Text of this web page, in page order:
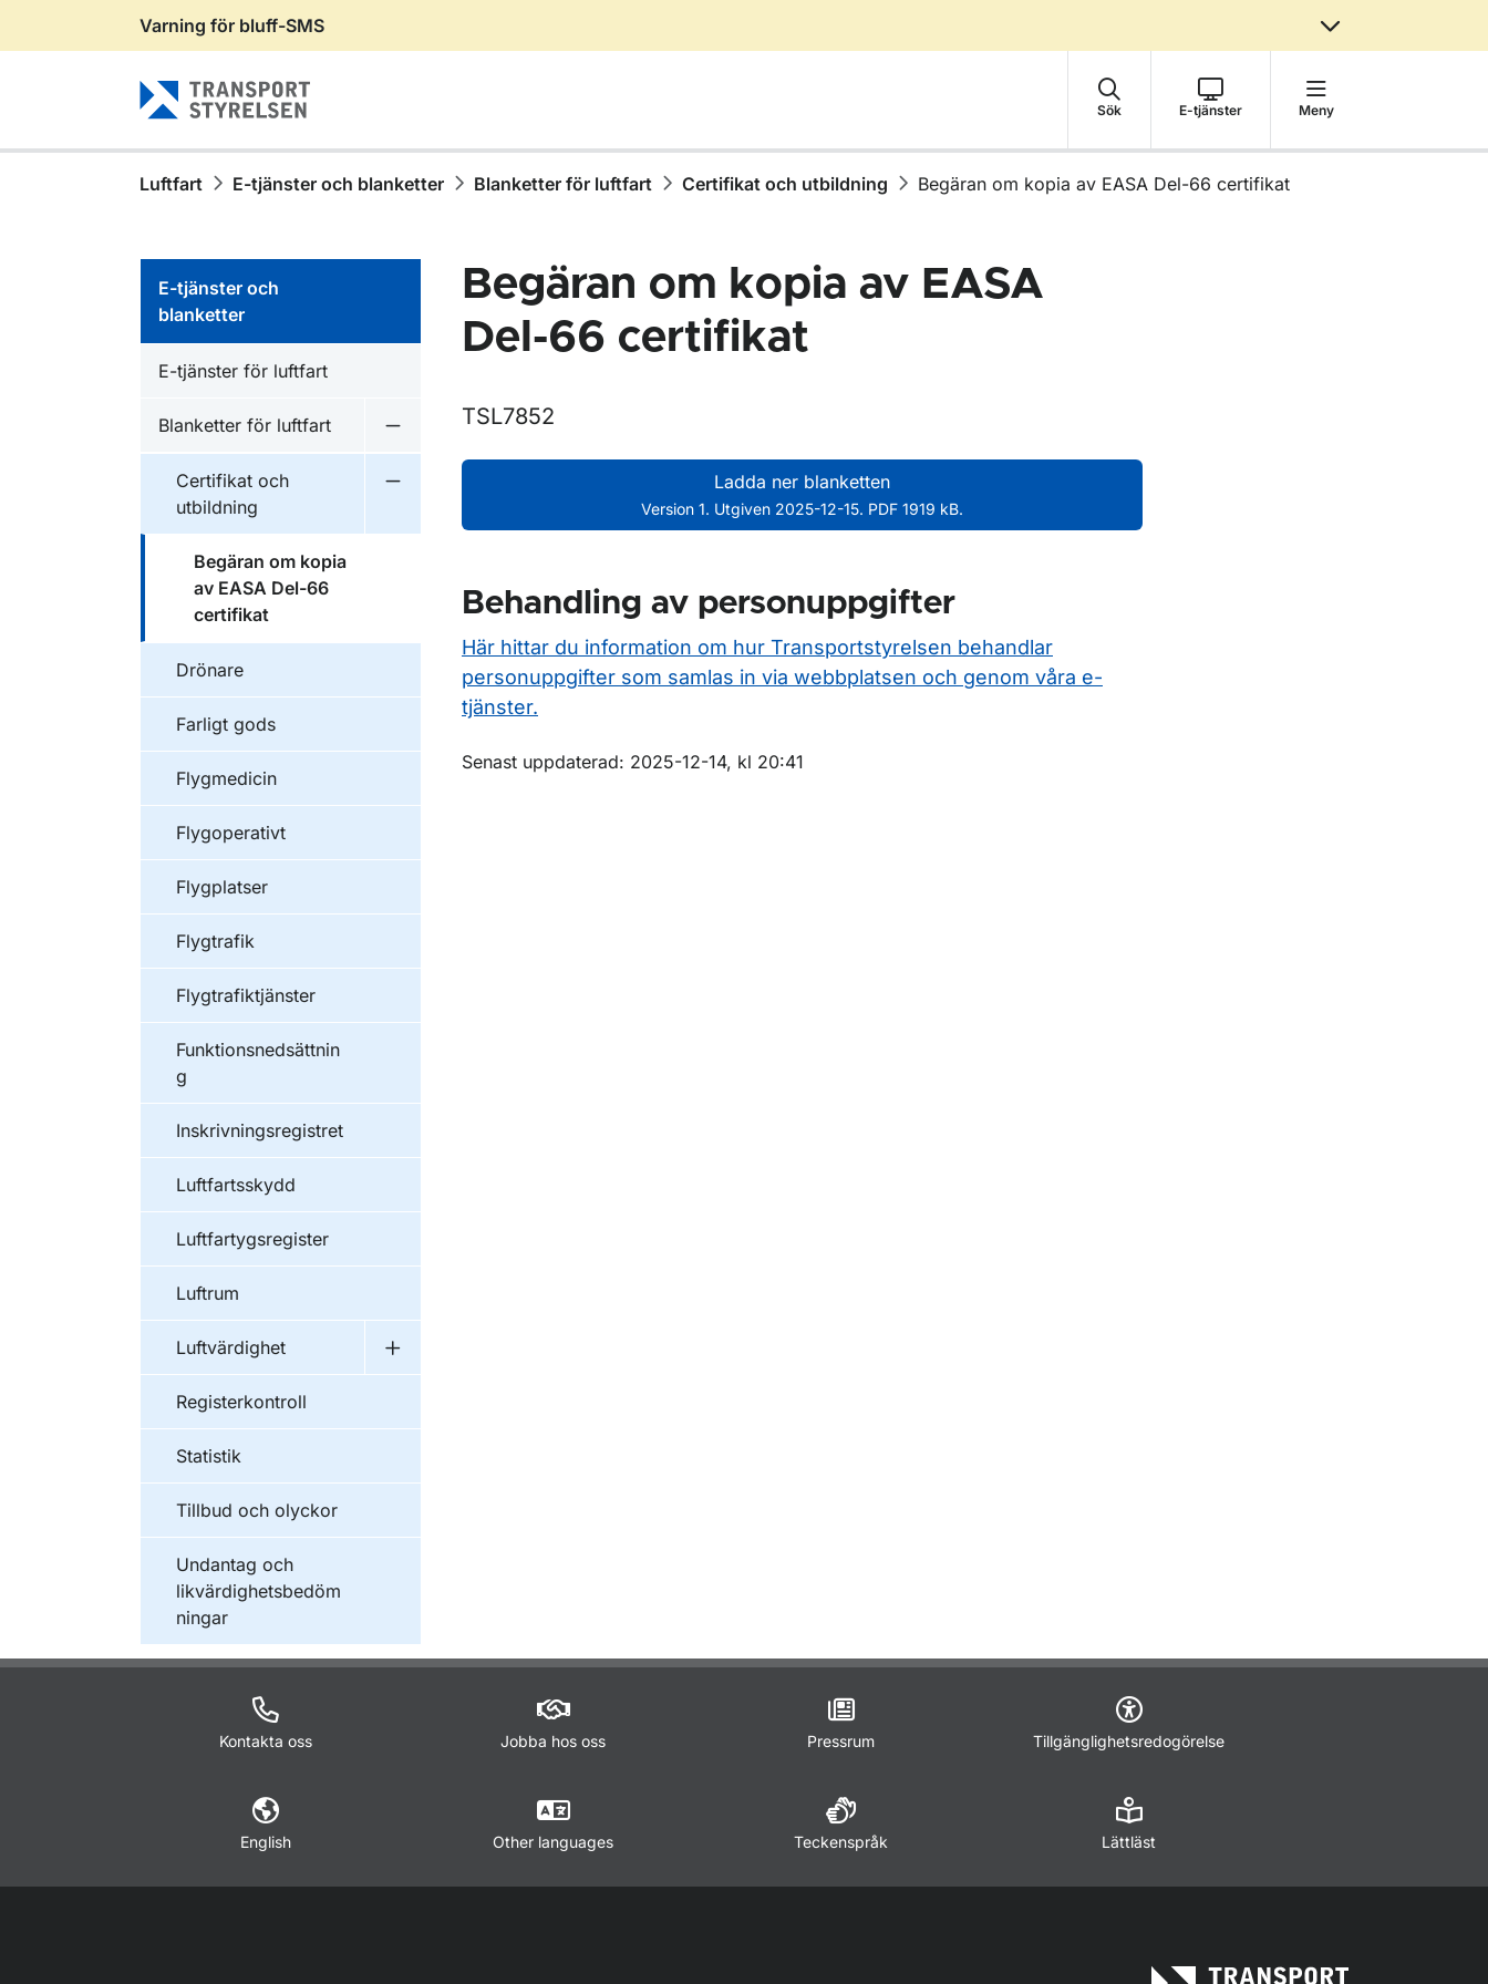
Gå till sidans innehåll
Varning för bluff-SMS
Sök E-tjänster Meny
Luftfart E-tjänster och blanketter Blanketter för luftfart Certifikat och utbildning Begäran om kopia av EASA Del-66 certifikat
E-tjänster och
blanketter
E-tjänster för luftfart
Blanketter för luftfart
Certifikat och
utbildning
Undermeny för Certifikat och utbildning
Begäran om kopia
av EASA Del-66
certifikat
Drönare
Farligt gods
Flygmedicin
Flygoperativt
Flygplatser
Flygtrafik
Flygtrafiktjänster
Funktionsnedsättnin
g
Inskrivningsregistret
Luftfartsskydd
Luftfartygsregister
Luftrum
Luftvärdighet
Undermeny för Luftvärdighet
Registerkontroll
Statistik
Tillbud och olyckor
Undantag och
likvärdighetsbedöm
ningar
Begäran om kopia av EASA
Del-66 certifikat
TSL7852
Ladda ner blanketten
Version 1. Utgiven 2025-12-15. PDF 1919 kB.
Behandling av personuppgifter
Här hittar du information om hur Transportstyrelsen behandlar
personuppgifter som samlas in via webbplatsen och genom våra e-
tjänster.
Om sidan
Senast uppdaterad: 2025-12-14, kl 20:41
Kontakta oss Jobba hos oss Pressrum Tillgänglighetsredogörelse
English Other languages Teckenspråk Lättläst